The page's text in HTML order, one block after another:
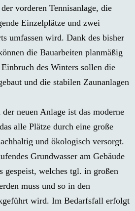
vorderen Tennisanlage, die
Einzelplätze und zwei
umfassen wird. Dank des bisher
die Bauarbeiten planmäßig
des Winters sollen die
und die stabilen Zaunanlagen
neuen Anlage ist das moderne
alle Plätze durch eine große
und ökologisch versorgt.
Grundwasser am Gebäude
gespeist, welches tgl. in großen
muss und so in den
wird. Im Bedarfsfall erfolgt